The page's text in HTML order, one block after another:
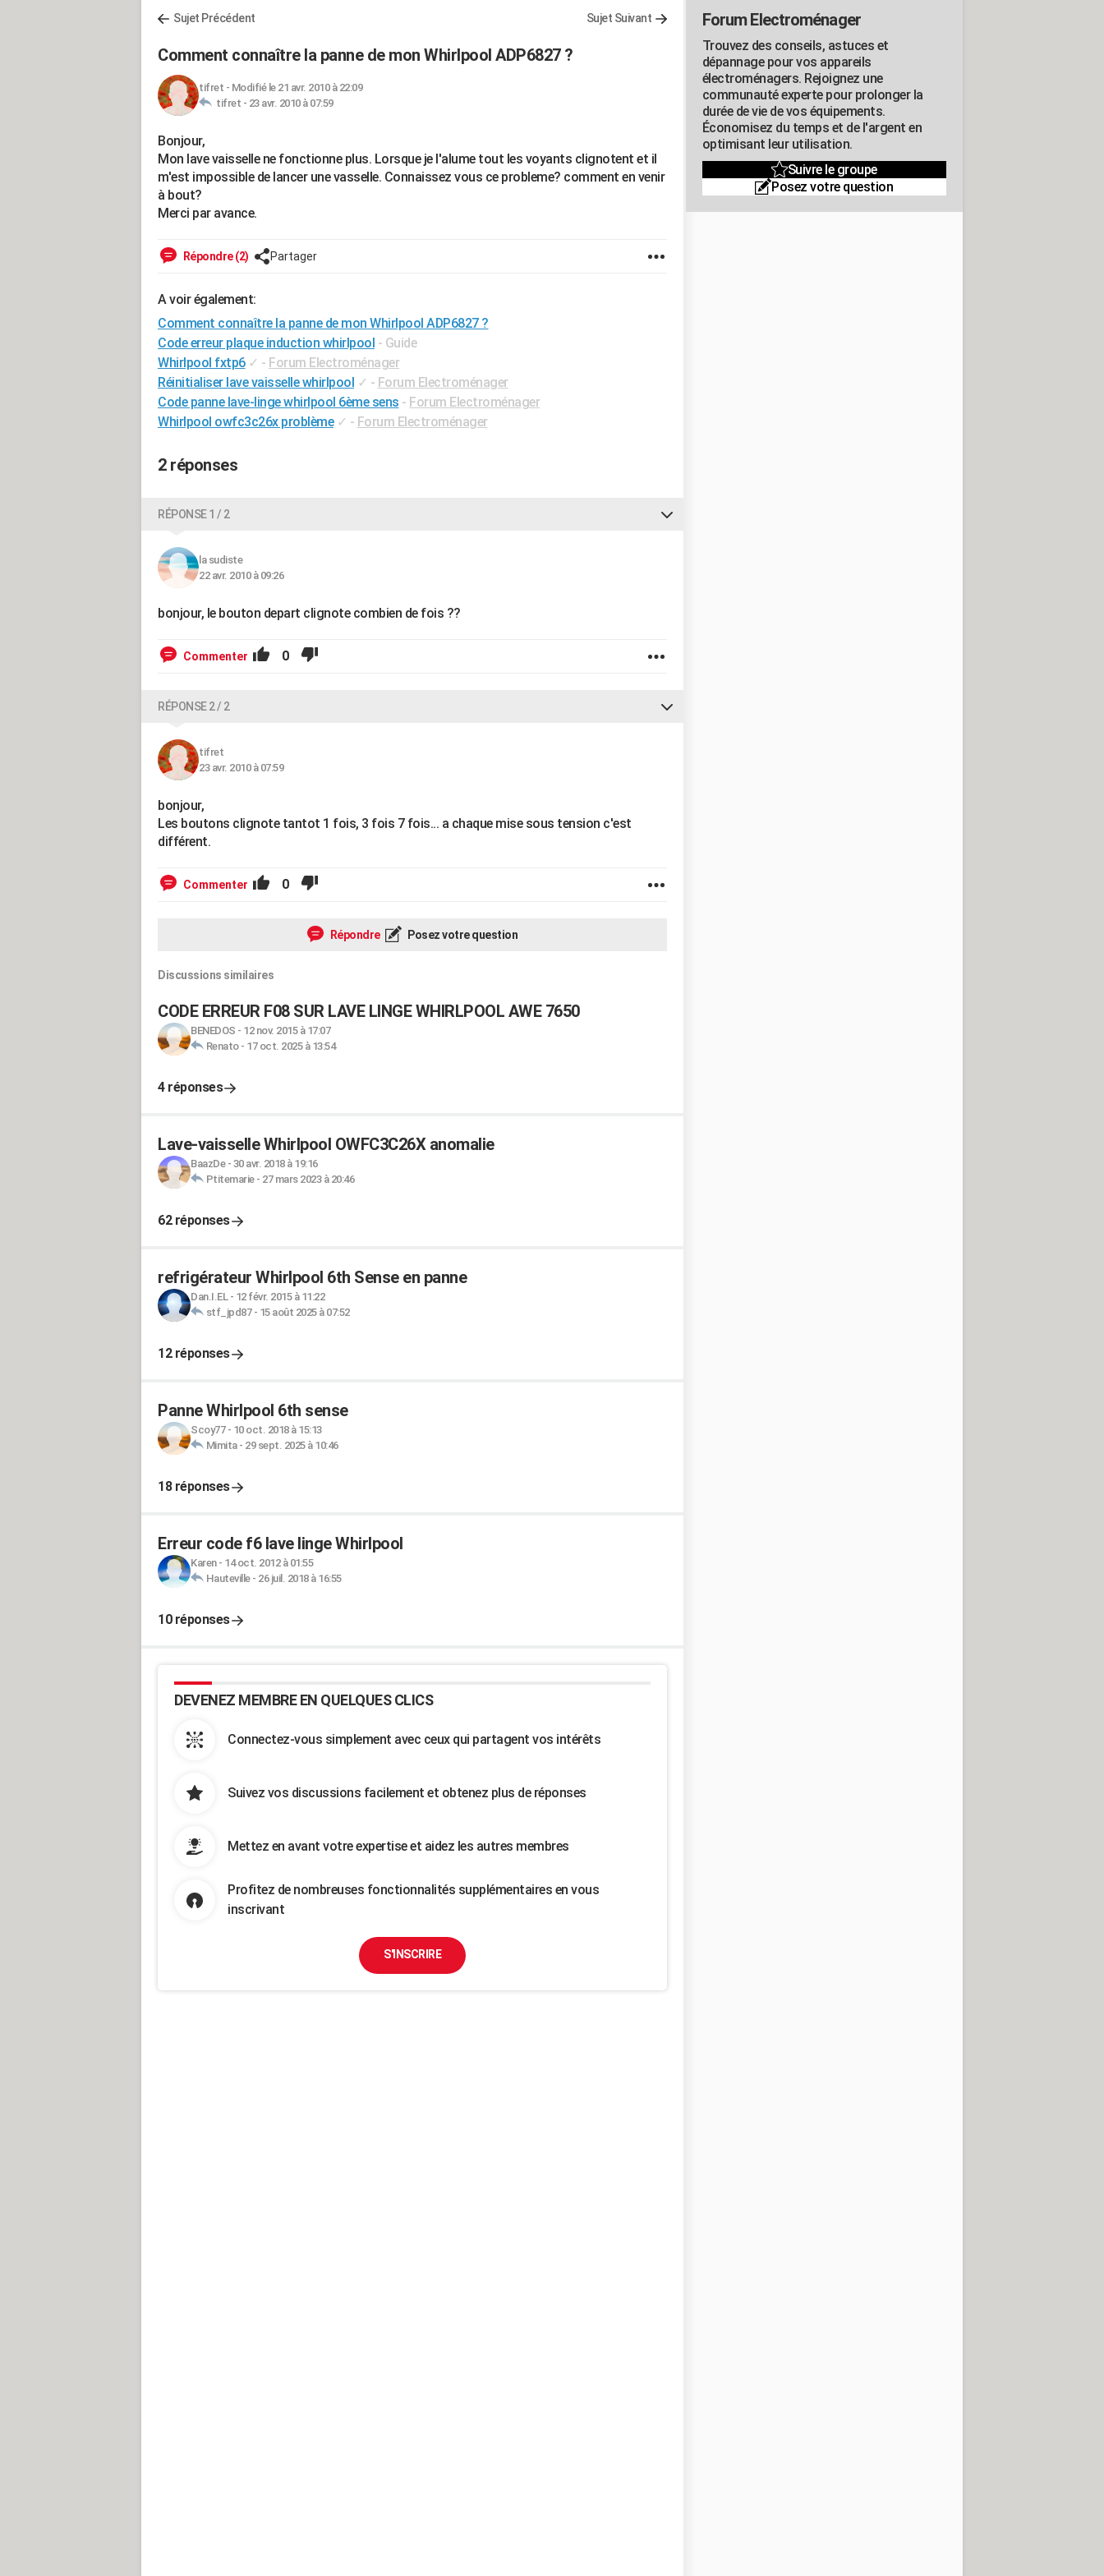
Sujet Précédent Sujet Suivant
Comment connaître la panne de mon Whirlpool ADP6827 ?
tifret - Modifié le 21 avr. 2010 à 22:09
tifret - 23 avr. 2010 à 07:59
Bonjour,
Mon lave vaisselle ne fonctionne plus. Lorsque je l'alume tout les voyants clignotent et il
m'est impossible de lancer une vasselle. Connaissez vous ce probleme? comment en venir
à bout?
Merci par avance.
Répondre (2) Partager
A voir également:
Comment connaître la panne de mon Whirlpool ADP6827 ?
Code erreur plaque induction whirlpool - Guide
Whirlpool fxtp6 ✓ - Forum Electroménager
Réinitialiser lave vaisselle whirlpool ✓ - Forum Electroménager
Code panne lave-linge whirlpool 6ème sens - Forum Electroménager
Whirlpool owfc3c26x problème ✓ - Forum Electroménager
2 réponses
RÉPONSE 1 / 2
la sudiste
22 avr. 2010 à 09:26
bonjour, le bouton depart clignote combien de fois ??
Commenter 0
RÉPONSE 2 / 2
tifret
23 avr. 2010 à 07:59
bonjour,
Les boutons clignote tantot 1 fois, 3 fois 7 fois... a chaque mise sous tension c'est
différent.
Commenter 0
Répondre Posez votre question
Discussions similaires
CODE ERREUR F08 SUR LAVE LINGE WHIRLPOOL AWE 7650
BENEDOS - 12 nov. 2015 à 17:07
Renato- 17 oct. 2025 à 13:54
4 réponses
Lave-vaisselle Whirlpool OWFC3C26X anomalie
BaazDe- 30 avr. 2018 à 19:16
Ptitemarie- 27 mars 2023 à 20:46
62 réponses
refrigérateur Whirlpool 6th Sense en panne
Dan.I.EL- 12 févr. 2015 à 11:22
stf_jpd87- 15 août 2025 à 07:52
12 réponses
Panne Whirlpool 6th sense
Scoy77- 10 oct. 2018 à 15:13
Mimita- 29 sept. 2025 à 10:46
18 réponses
Erreur code f6 lave linge Whirlpool
Karen- 14 oct. 2012 à 01:55
Hauteville- 26 juil. 2018 à 16:55
10 réponses
DEVENEZ MEMBRE EN QUELQUES CLICS
Connectez-vous simplement avec ceux qui partagent vos intérêts
Suivez vos discussions facilement et obtenez plus de réponses
Mettez en avant votre expertise et aidez les autres membres
Profitez de nombreuses fonctionnalités supplémentaires en vous
inscrivant
S'INSCRIRE
Forum Electroménager
Trouvez des conseils, astuces et
dépannage pour vos appareils
électroménagers. Rejoignez une
communauté experte pour prolonger la
durée de vie de vos équipements.
Économisez du temps et de l'argent en
optimisant leur utilisation.
Suivre le groupe
Posez votre question